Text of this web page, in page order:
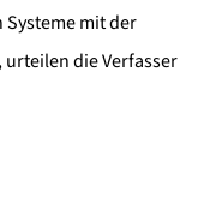
Systeme mit der
die Verfasser